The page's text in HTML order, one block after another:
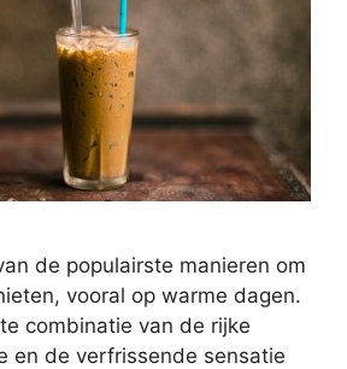
de populairste manieren om
vooral op warme dagen.
combinatie van de rijke
en de verfrissende sensatie